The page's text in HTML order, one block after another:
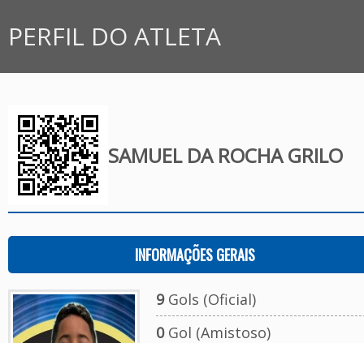
PERFIL DO ATLETA
SAMUEL DA ROCHA GRILO
INFORMAÇÕES GERAIS
9Gols (Oficial)
0Gol (Amistoso)